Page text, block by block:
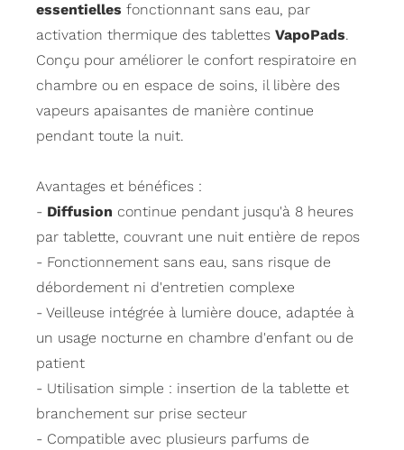
essentielles fonctionnant sans eau, par
activation thermique des tablettes VapoPads.
Conçu pour améliorer le confort respiratoire en
chambre ou en espace de soins, il libère des
vapeurs apaisantes de manière continue
pendant toute la nuit.
Avantages et bénéfices :
- Diffusion continue pendant jusqu'à 8 heures
par tablette, couvrant une nuit entière de repos
- Fonctionnement sans eau, sans risque de
débordement ni d'entretien complexe
- Veilleuse intégrée à lumière douce, adaptée à
un usage nocturne en chambre d'enfant ou de
patient
- Utilisation simple : insertion de la tablette et
branchement sur prise secteur
- Compatible avec plusieurs parfums de